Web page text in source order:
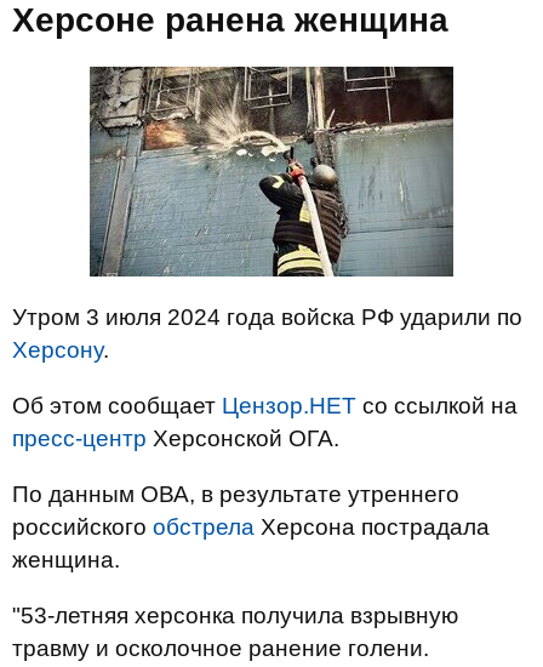
Херсоне ранена женщина
Утром 3 июля 2024 года войска РФ ударили по
Херсону.
Об этом сообщает Цензор.НЕТ со ссылкой на
пресс-центр Херсонской ОГА.
По данным ОВА, в результате утреннего
российского обстрела Херсона пострадала
женщина.
"53-летняя херсонка получила взрывную
травму и осколочное ранение голени.